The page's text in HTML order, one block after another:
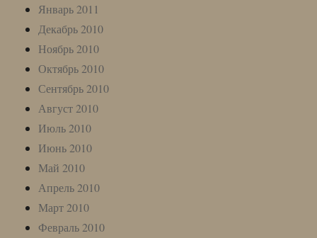
Январь 2011
Декабрь 2010
Ноябрь 2010
Октябрь 2010
Сентябрь 2010
Август 2010
Июль 2010
Июнь 2010
Май 2010
Апрель 2010
Март 2010
Февраль 2010